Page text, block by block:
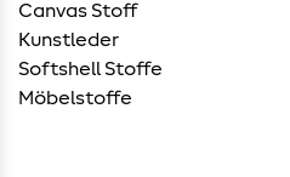
Canvas Stoff
Kunstleder
Softshell Stoffe
Möbelstoffe